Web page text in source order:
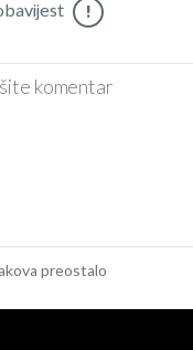
!
preostalo